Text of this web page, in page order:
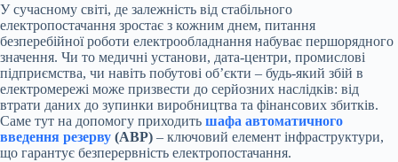
У сучасному світі, де залежність від стабільного
електропостачання зростає з кожним днем, питання
безперебійної роботи електрообладнання набуває першорядного
значення. Чи то медичні установи, дата-центри, промислові
підприємства, чи навіть побутові об’єкти – будь-який збій в
електромережі може призвести до серйозних наслідків: від
втрати даних до зупинки виробництва та фінансових збитків.
Саме тут на допомогу приходить шафа автоматичного
введення резерву (АВР) – ключовий елемент інфраструктури,
що гарантує безперервність електропостачання.